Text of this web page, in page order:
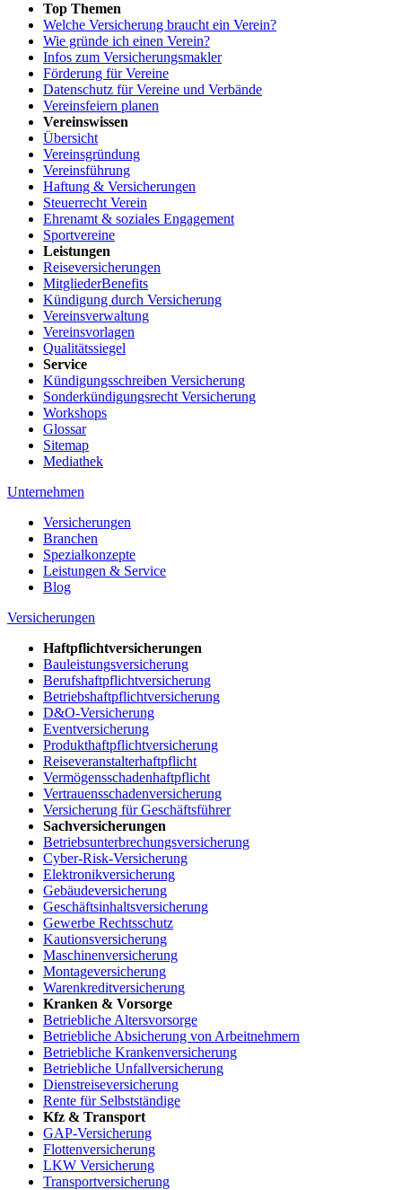
Top Themen
Welche Versicherung braucht ein Verein?
Wie gründe ich einen Verein?
Infos zum Versicherungsmakler
Förderung für Vereine
Datenschutz für Vereine und Verbände
Vereinsfeiern planen
Vereinswissen
Übersicht
Vereinsgründung
Vereinsführung
Haftung & Versicherungen
Steuerrecht Verein
Ehrenamt & soziales Engagement
Sportvereine
Leistungen
Reiseversicherungen
MitgliederBenefits
Kündigung durch Versicherung
Vereinsverwaltung
Vereinsvorlagen
Qualitätssiegel
Service
Kündigungsschreiben Versicherung
Sonderkündigungsrecht Versicherung
Workshops
Glossar
Sitemap
Mediathek
Unternehmen
Versicherungen
Branchen
Spezialkonzepte
Leistungen & Service
Blog
Versicherungen
Haftpflichtversicherungen
Bauleistungsversicherung
Berufshaftpflichtversicherung
Betriebshaftpflichtversicherung
D&O-Versicherung
Eventversicherung
Produkthaftpflichtversicherung
Reiseveranstalterhaftpflicht
Vermögensschadenhaftpflicht
Vertrauensschadenversicherung
Versicherung für Geschäftsführer
Sachversicherungen
Betriebsunterbrechungsversicherung
Cyber-Risk-Versicherung
Elektronikversicherung
Gebäudeversicherung
Geschäftsinhaltsversicherung
Gewerbe Rechtsschutz
Kautionsversicherung
Maschinenversicherung
Montageversicherung
Warenkreditversicherung
Kranken & Vorsorge
Betriebliche Altersvorsorge
Betriebliche Absicherung von Arbeitnehmern
Betriebliche Krankenversicherung
Betriebliche Unfallversicherung
Dienstreiseversicherung
Rente für Selbstständige
Kfz & Transport
GAP-Versicherung
Flottenversicherung
LKW Versicherung
Transportversicherung